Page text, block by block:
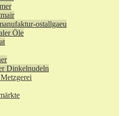
ostallgaeu
Öle
Dinkelnudeln